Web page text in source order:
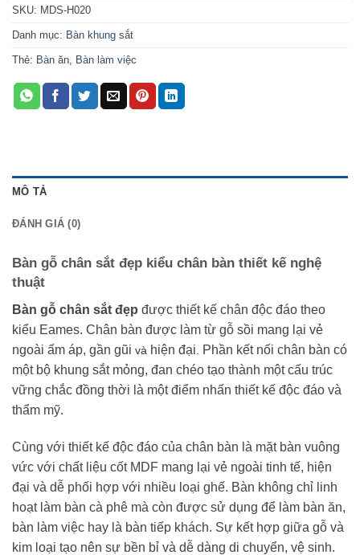
SKU: MDS-H020
Danh mục: Bàn khung sắt
Thẻ: Bàn ăn, Bàn làm việc
MÔ TẢ
ĐÁNH GIÁ (0)
Bàn gỗ chân sắt đẹp kiểu chân bàn thiết kế nghệ
thuật
Bàn gỗ chân sắt đẹp được thiết kế chân độc đáo theo
kiểu Eames. Chân bàn được làm từ gỗ sồi mang lại vẻ
ngoài ấm áp, gần gũi và hiện đại
Phần kết nối chân bàn có
một bộ khung sắt mỏng, đan chéo tạo thành một cấu trúc
vững chắc đồng thời là một điểm nhấn thiết kế độc đáo và
thẩm mỹ.
Cùng với thiết kế độc đáo của chân bàn là mặt bàn vuông
vức với chất liệu cốt MDF mang lại vẻ ngoài tinh tế, hiện
đại và dễ phối hợp với nhiều loại ghế. Bàn không chỉ linh
hoạt làm bàn cà phê mà còn được sử dụng để làm bàn ăn,
bàn làm việc hay là bàn tiếp khách. Sự kết hợp giữa gỗ và
kim loại tạo nên sự bền bỉ và dễ dàng di chuyển, vệ sinh.